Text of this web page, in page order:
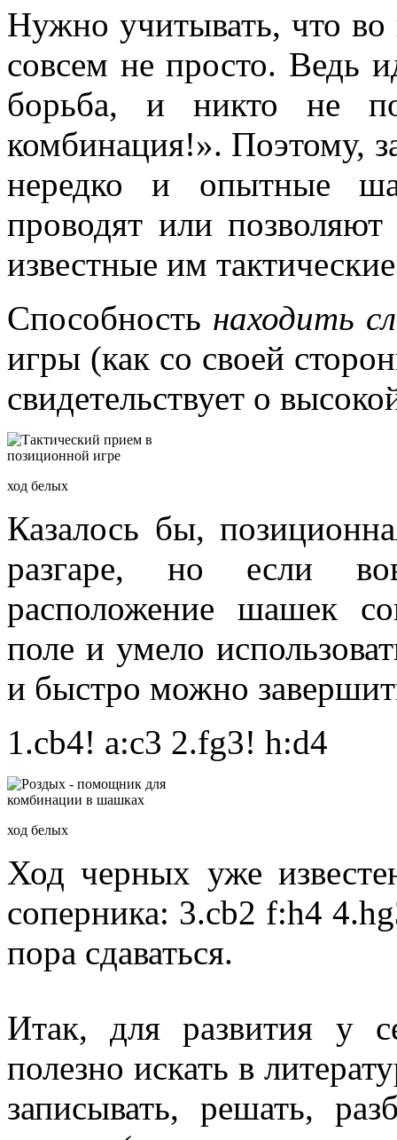
Нужно учитывать, что
совсем не просто. Ведь
борьба, и никто не
комбинация!». Поэтому,
нередко и опытные
проводят или
известные им
Способность находить
игры (как со своей
свидетельствует о
ход белых
Казалось бы,
разгаре, но если
расположение шашек
поле и умело
и быстро можно
1.cb4! a:c3 2.fg3! h:d4
ход белых
Ход черных уже
соперника: 3.cb2 f:h4
пора сдаваться.
Итак, для развития у
полезно искать в
записывать, решать,